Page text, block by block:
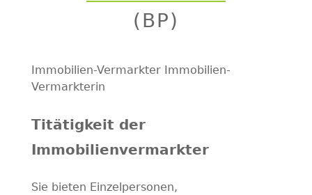
(BP)
Immobilien-Vermarkter Immobilien-
Vermarkterin
Titätigkeit der
Immobilienvermarkter
Sie bieten Einzelpersonen,